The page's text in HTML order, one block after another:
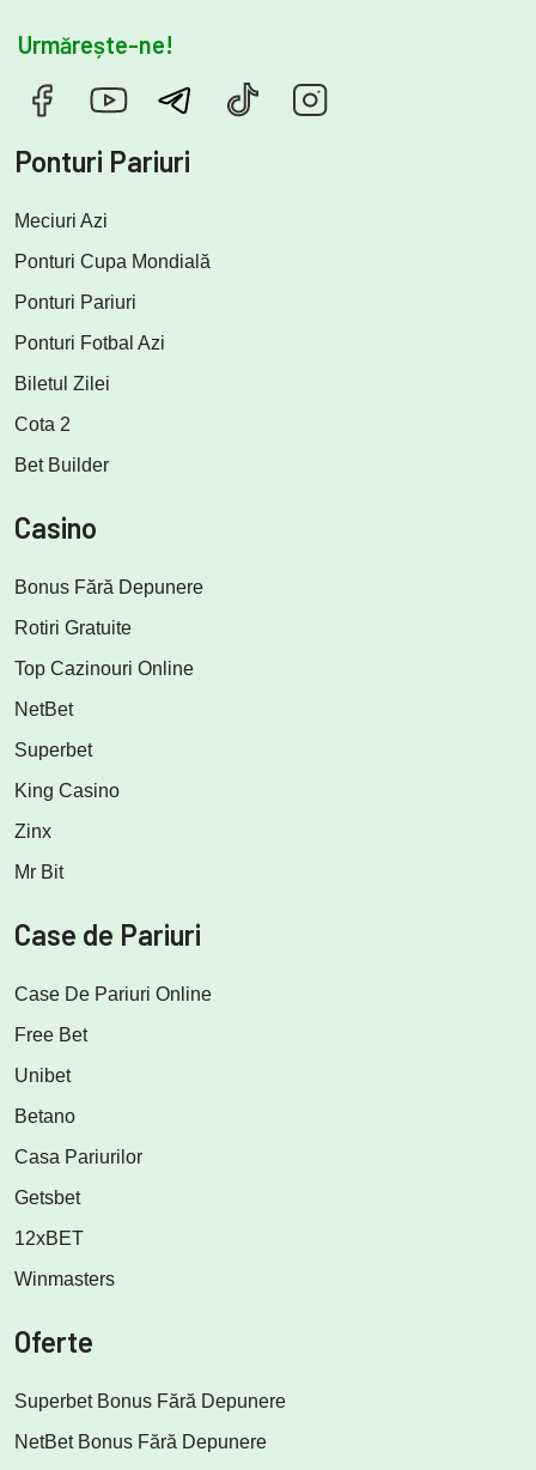
Urmărește-ne!
Ponturi Pariuri
Meciuri Azi
Ponturi Cupa Mondială
Ponturi Pariuri
Ponturi Fotbal Azi
Biletul Zilei
Cota 2
Bet Builder
Casino
Bonus Fără Depunere
Rotiri Gratuite
Top Cazinouri Online
NetBet
Superbet
King Casino
Zinx
Mr Bit
Case de Pariuri
Case De Pariuri Online
Free Bet
Unibet
Betano
Casa Pariurilor
Getsbet
12xBET
Winmasters
Oferte
Superbet Bonus Fără Depunere
NetBet Bonus Fără Depunere